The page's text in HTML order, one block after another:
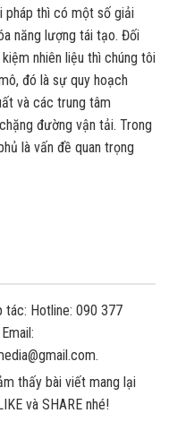
pháp thì có một số giải
năng lượng tái tạo. Đối
nhiên liệu thì chúng tôi
đó là sự quy hoạch
và các trung tâm
đường vận tải. Trong
là vấn đề quan trọng
tác: Hotline: 090 377
thấy bài viết mang lại
và SHARE nhé!